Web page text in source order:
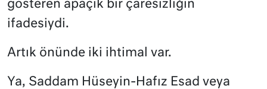
gösteren apaçık bir çaresizliğin
ifadesiydi.
Artık önünde iki ihtimal var.
Ya, Saddam Hüseyin-Hafız Esad veya